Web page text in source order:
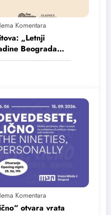
„Letnji
Beograda
otvara vrata